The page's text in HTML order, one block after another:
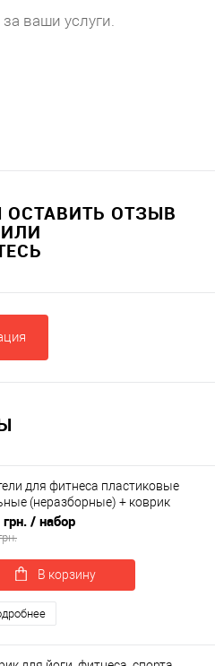
ваши услуги.
ОТЗЫВ
для фитнеса пластиковые
(неразборные) + коврик
Lite 2шт по 1 кг (OF-0214)
/ набор
В корзину